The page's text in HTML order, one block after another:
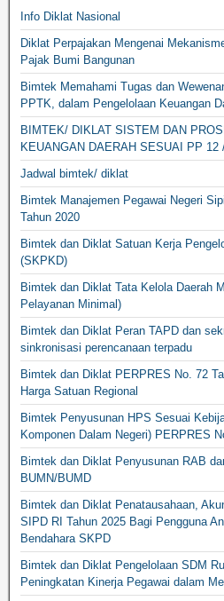
Info Diklat Nasional
Diklat Perpajakan Mengenai
Pajak Bumi Bangunan
Bimtek Memahami Tugas dan
PPTK, dalam Pengelolaan Keuangan
BIMTEK/ DIKLAT SISTEM DAN
KEUANGAN DAERAH SESUAI PP 12
Jadwal bimtek/ diklat
Bimtek Manajemen Pegawai Negeri
Tahun 2020
Bimtek dan Diklat Satuan Kerja
(SKPKD)
Bimtek dan Diklat Tata Kelola Daerah
Pelayanan Minimal)
Bimtek dan Diklat Peran TAPD dan
sinkronisasi perencanaan terpadu
Bimtek dan Diklat PERPRES No. 72
Harga Satuan Regional
Bimtek Penyusunan HPS Sesuai
Komponen Dalam Negeri) PERPRES
Bimtek dan Diklat Penyusunan RAB
BUMN/BUMD
Bimtek dan Diklat Penatausahaan,
SIPD RI Tahun 2025 Bagi Pengguna
Bendahara SKPD
Bimtek dan Diklat Pengelolaan SDM
Peningkatan Kinerja Pegawai dalam